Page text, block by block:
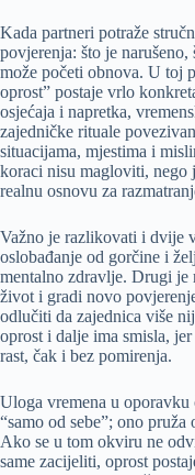
Kada partneri potraže
povjerenja: što je
može početi obnova. U toj
oprost” postaje vrlo
osjećaja i napretka,
zajedničke rituale
situacijama, mjestima i
koraci nisu magloviti, nego
realnu osnovu za
Važno je razlikovati i dvije
oslobađanje od gorčine i
mentalno zdravlje. Drugi je
život i gradi novo
odlučiti da zajednica više
oprost i dalje ima smisla,
rast, čak i bez pomirenja.
Uloga vremena u oporavku
“samo od sebe”; ono
Ako se u tom okviru ne
same zacijeliti, oprost